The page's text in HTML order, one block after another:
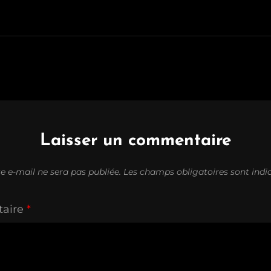
Laisser un commentaire
e-mail ne sera pas publiée. Les champs obligatoires sont
*